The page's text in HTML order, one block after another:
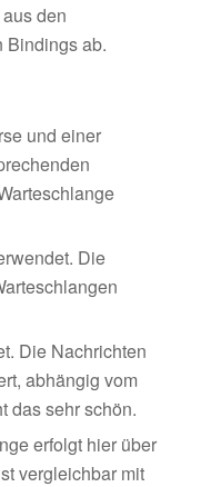
den
Bindings ab.
und einer
Die
Die Nachrichten
abhängig vom
das sehr schön.
erfolgt hier über
vergleichbar mit